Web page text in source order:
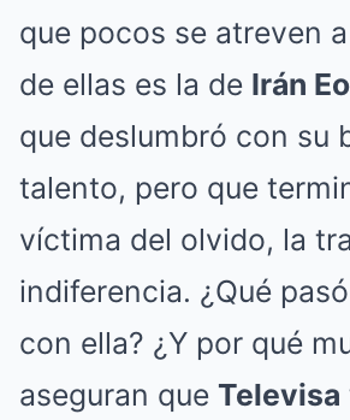
que pocos se atreven
de ellas es la de Irán
que deslumbró con su
talento, pero que
víctima del olvido, la
indiferencia. ¿Qué
con ella? ¿Y por qué
aseguran que Televisa